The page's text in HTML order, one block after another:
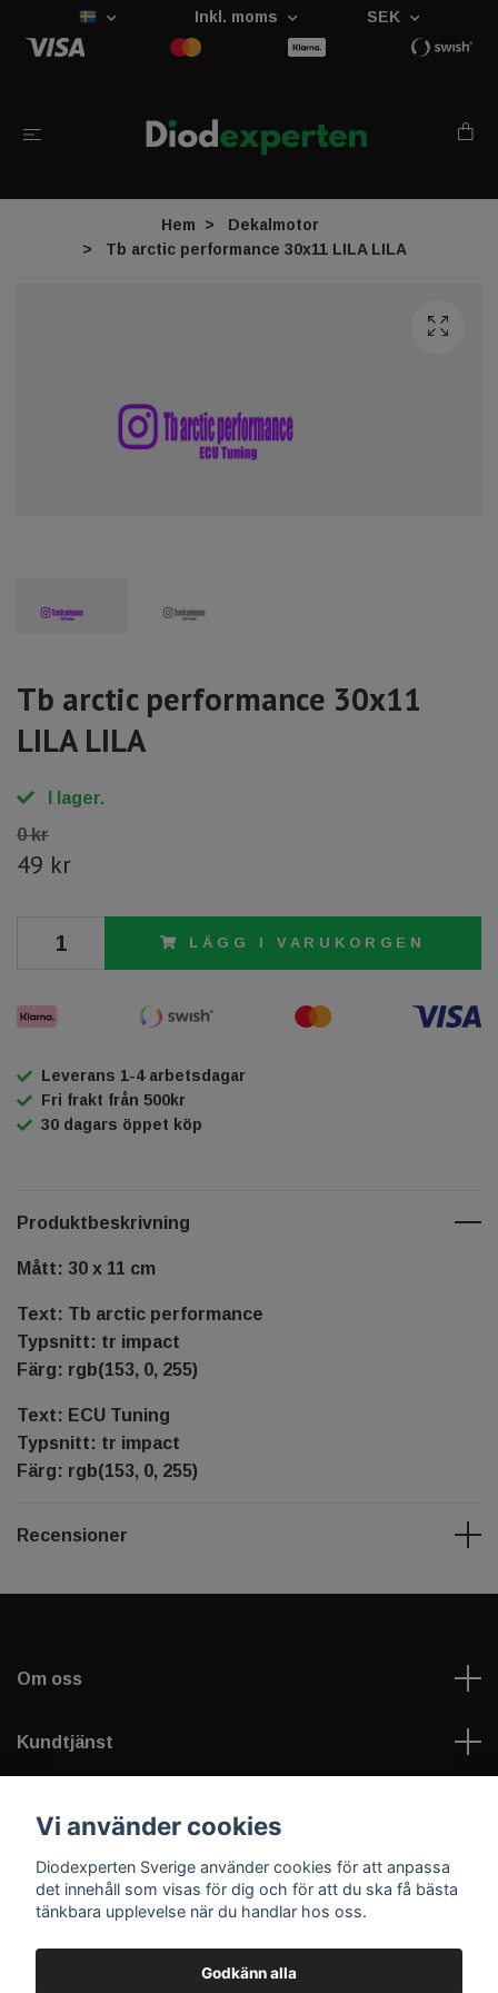
Inkl. moms SEK
Hem
Dekalmotor
Tb arctic performance 30x11 LILA LILA
Tb arctic performance 30x11
LILA LILA
I lager.
0 kr
49 kr
LÄGG I VARUKORGEN
Leverans 1-4 arbetsdagar
Fri frakt från 500kr
30 dagars öppet köp
Produktbeskrivning
Mått: 30 x 11 cm
Text: Tb arctic performance
Typsnitt: tr impact
Färg: rgb(153, 0, 255)
Text: ECU Tuning
Typsnitt: tr impact
Färg: rgb(153, 0, 255)
Recensioner
Om oss
Kundtjänst
Sociala medier
Vi använder cookies
Diodexperten Sverige använder cookies för att anpassa
det innehåll som visas för dig och för att du ska få bästa
tänkbara upplevelse när du handlar hos oss.
Godkänn alla